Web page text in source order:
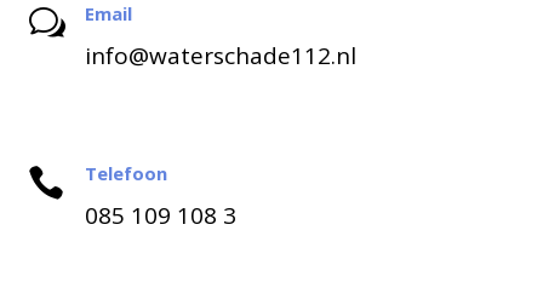
w Email
info@waterschade112.nl
 Telefoon
085 109 108 3